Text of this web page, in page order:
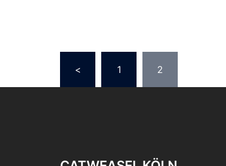
der
< 1 2